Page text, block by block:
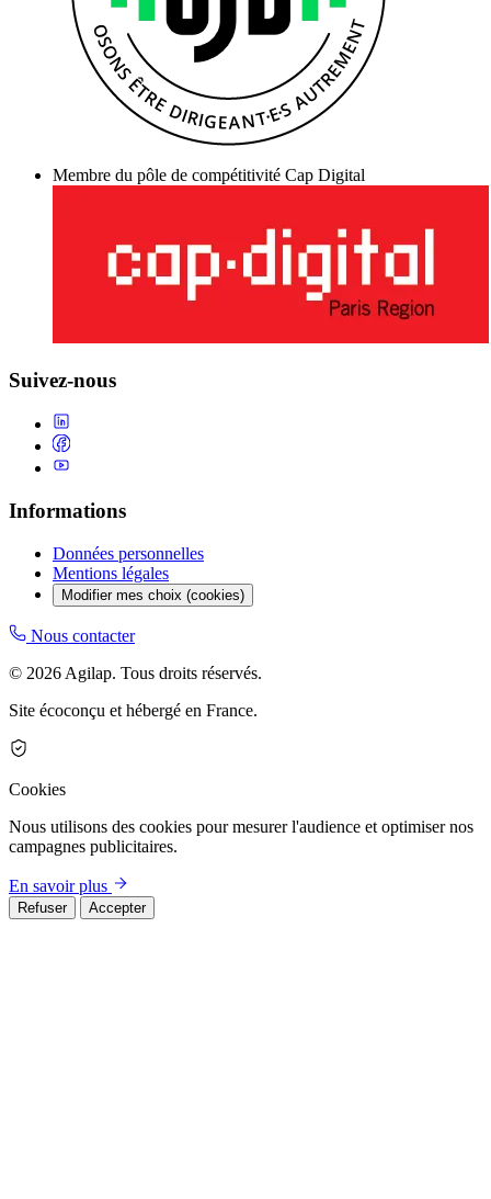
Membre du pôle de compétitivité Cap Digital
Suivez-nous
Informations
Données personnelles
Mentions légales
Modifier mes choix (cookies)
Nous contacter
© 2026 Agilap. Tous droits réservés.
Site écoconçu et hébergé en France.
Cookies
Nous utilisons des cookies pour mesurer l'audience et optimiser nos
campagnes publicitaires.
En savoir plus
Refuser Accepter